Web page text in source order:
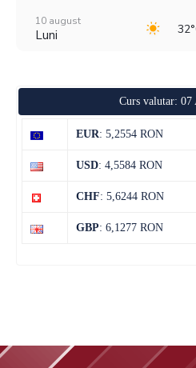
10 august
Luni
Joi
14 august
Curs valutar: 07
EUR: 5,2554 RON
USD: 4,5584 RON
CHF: 5,6244 RON
GBP: 6,1277 RON